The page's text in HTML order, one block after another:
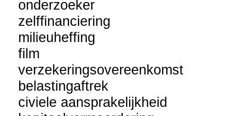
onderzoeker
zelffinanciering
milieuheffing
film
verzekeringsovereenkomst
belastingaftrek
civiele aansprakelijkheid